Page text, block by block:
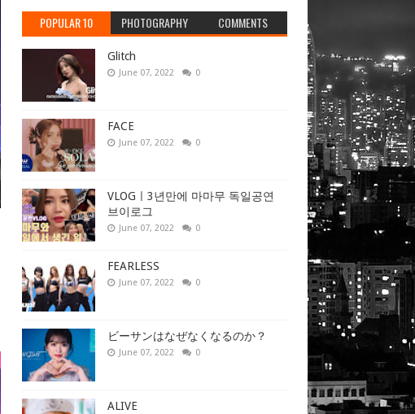
POPULAR 10 PHOTOGRAPHY COMMENTS
Glitch
June 07, 2022 0
FACE
June 07, 2022 0
VLOGㅣ3년만에 마마무 독일공연
브이로그
June 07, 2022 0
FEARLESS
June 07, 2022 0
ビーサンはなぜなくなるのか？
June 07, 2022 0
ALIVE